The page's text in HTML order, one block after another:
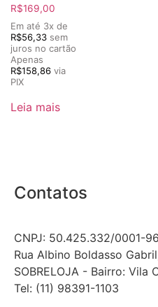
Avaliação
5.00
de 5
R$169,00
Em até 3x de
R$56,33 sem
juros no cartão
Apenas
R$158,86 via
PIX
Leia mais
Contatos
CNPJ: 50.425.332/0001-96
Rua Albino Boldasso
SOBRELOJA - Bairro: Vila
​​​​​​​​​​​​​​​​​​​​Tel: (11) 98391-1103